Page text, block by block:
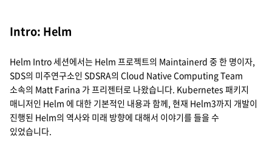
Intro: Helm
Helm Intro 세션에서는 Helm 프로젝트의 Maintainerd 중 한 명이자,
SDS의 미주연구소인 SDSRA의 Cloud Native Computing Team
소속의 Matt Farina 가 프리젠터로 나왔습니다. Kubernetes 패키지
매니저인 Helm 에 대한 기본적인 내용과 함께, 현재 Helm3까지 개발이
진행된 Helm의 역사와 미래 방향에 대해서 이야기를 들을 수
있었습니다.